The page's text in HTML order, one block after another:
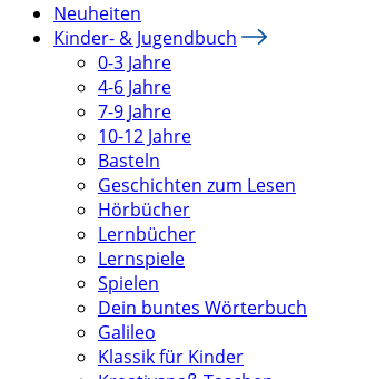
Neuheiten
Kinder- & Jugendbuch
0-3 Jahre
4-6 Jahre
7-9 Jahre
10-12 Jahre
Basteln
Geschichten zum Lesen
Hörbücher
Lernbücher
Lernspiele
Spielen
Dein buntes Wörterbuch
Galileo
Klassik für Kinder